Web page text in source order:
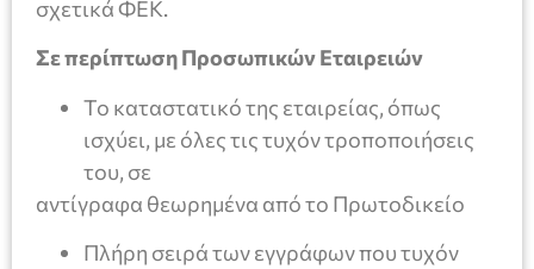
σχετικά ΦΕΚ.
Σε περίπτωση Προσωπικών Εταιρειών
Το καταστατικό της εταιρείας, όπως
ισχύει, με όλες τις τυχόν τροποποιήσεις
του, σε
αντίγραφα θεωρημένα από το Πρωτοδικείο
Πλήρη σειρά των εγγράφων που τυχόν